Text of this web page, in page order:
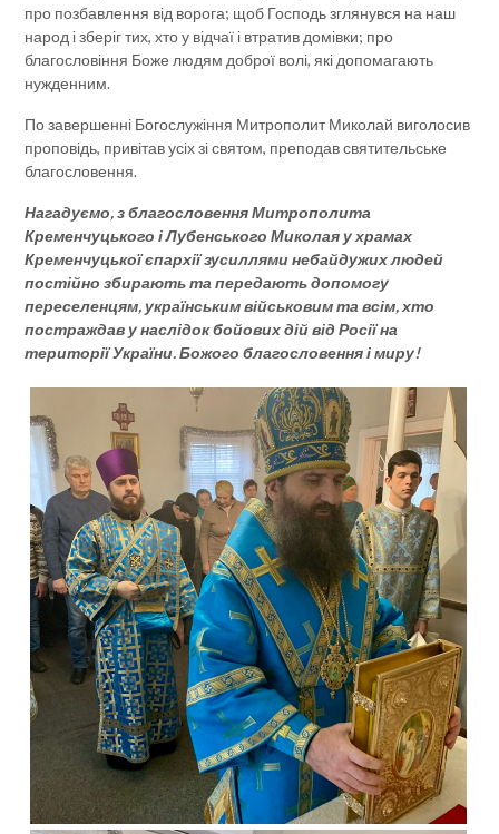
про позбавлення від ворога; щоб Господь зглянувся на наш
народ і зберіг тих, хто у відчаї і втратив домівки; про
благословіння Боже людям доброї волі, які допомагають
нужденним.
По завершенні Богослужіння Митрополит Миколай виголосив
проповідь, привітав усіх зі святом, преподав святительське
благословення.
Нагадуємо, з благословення Митрополита
Кременчуцького і Лубенського Миколая у храмах
Кременчуцької єпархії зусиллями небайдужих людей
постійно збирають та передають допомогу
переселенцям, українським військовим та всім, хто
постраждав у наслідок бойових дій від Росії на
території України. Божого благословення і миру!